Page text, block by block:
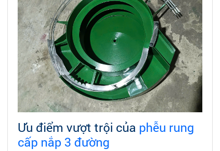
Ưu điểm vượt trội của phễu rung
cấp nắp 3 đường